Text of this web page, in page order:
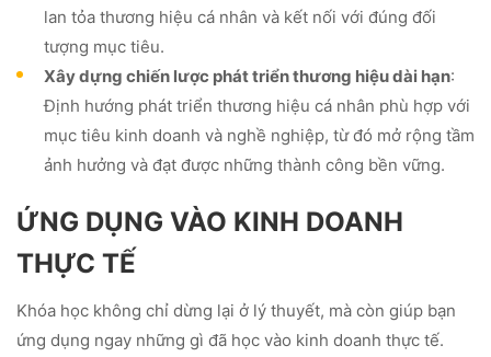
lan tỏa thương hiệu cá nhân và kết nối với đúng đối
tượng mục tiêu.
Xây dựng chiến lược phát triển thương hiệu dài hạn:
Định hướng phát triển thương hiệu cá nhân phù hợp với
mục tiêu kinh doanh và nghề nghiệp, từ đó mở rộng tầm
ảnh hưởng và đạt được những thành công bền vững.
ỨNG DỤNG VÀO KINH DOANH
THỰC TẾ
Khóa học không chỉ dừng lại ở lý thuyết, mà còn giúp bạn
ứng dụng ngay những gì đã học vào kinh doanh thực tế.